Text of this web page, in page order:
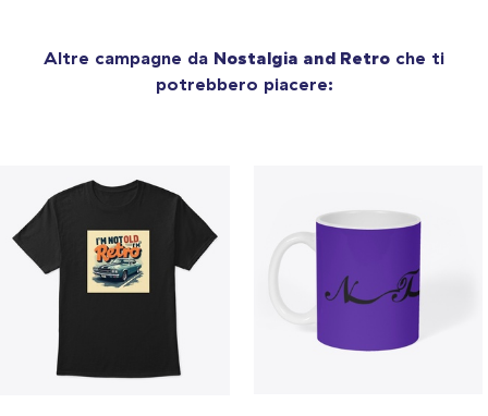
Altre campagne da Nostalgia and Retro che ti
potrebbero piacere: